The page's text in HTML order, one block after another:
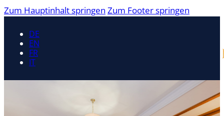
Zum Hauptinhalt springen Zum Footer springen
DE
EN
FR
IT